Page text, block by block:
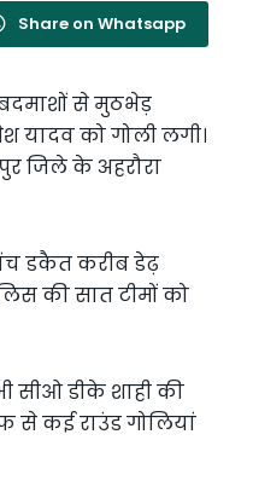
Share on Whatsapp
से मुठभेड़
को गोली लगी।
जिले के अहरौरा
डकैत करीब डेढ़
की सात टीमों को
सीओ डीके शाही की
से कई राउंड गोलियां